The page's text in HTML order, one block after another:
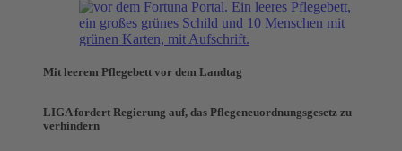
Mit leerem Pflegebett vor dem Landtag
LIGA fordert Regierung auf, das Pflegeneuordnungsgesetz zu
verhindern